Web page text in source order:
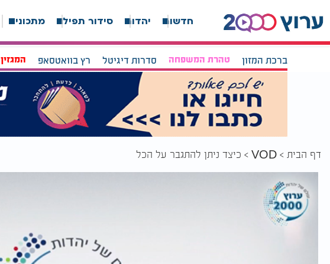
חדשות יהדות סידור תפילה מתכונים
ברכת המזון טהרת המשפחה סדרות דיגיטל רץ בוואטסאפ המגזין
דף הבית VOD כיצד ניתן להתגבר על הכל